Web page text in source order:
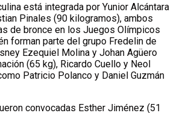
está integrada por Yunior Alcántara
Pinales (90 kilogramos), ambos
de bronce en los Juegos Olímpicos
forman parte del grupo Fredelin de
Ezequiel Molina y Johan Agüero
(65 kg), Ricardo Cuello y Neol
Patricio Polanco y Daniel Guzmán
convocadas Esther Jiménez (51